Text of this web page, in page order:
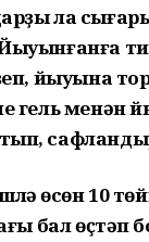
ла
йыуына
гель менән
өсөн 10
бал өҫтәп